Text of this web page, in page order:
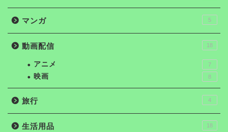
マンガ 5
動画配信 18
アニメ 7
映画 8
旅行 4
生活用品 18